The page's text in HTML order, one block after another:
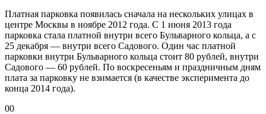
Платная парковка появилась сначала на нескольких улицах в
центре Москвы в ноябре 2012 года. С 1 июня 2013 года
парковка стала платной внутри всего Бульварного кольца, а с
25 декабря — внутри всего Садового. Один час платной
парковки внутри Бульварного кольца стоит 80 рублей, внутри
Садового — 60 рублей. По воскресеньям и праздничным дням
плата за парковку не взимается (в качестве эксперимента до
конца 2014 года).
00